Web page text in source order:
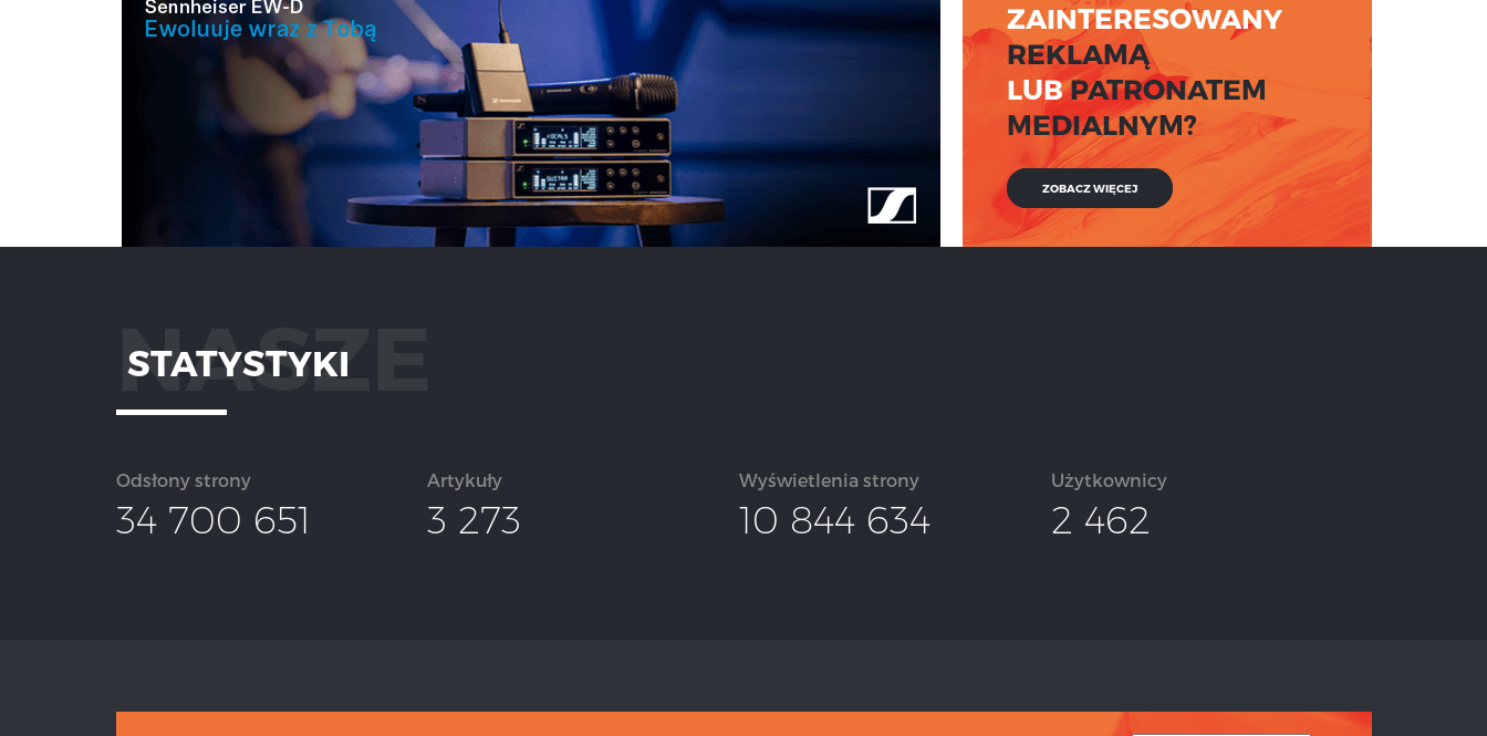
ZAINTERESOWANY
REKLAMĄ
LUBPATRONATEM
MEDIALNYM?
ZOBACZ WIĘCEJ
NASZE
STATYSTYKI
Odsłony strony
34 700 651
Artykuły
3 273
Wyświetlenia strony
10 844 634
Użytkownicy
2 462